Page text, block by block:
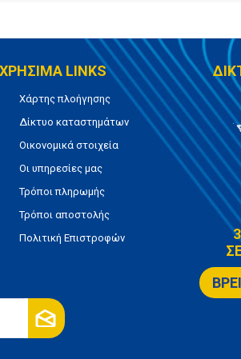
ΧΡΗΣΙΜΑ LINKS
Χάρτης πλοήγησης
Δίκτυο καταστημάτων
Οικονομικά στοιχεία
Οι υπηρεσίες μας
Τρόποι πληρωμής
Τρόποι αποστολής
Πολιτική Επιστροφών